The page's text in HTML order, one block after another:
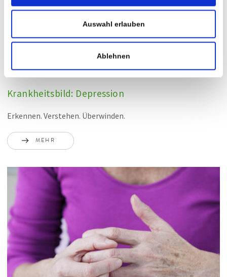
Auswahl erlauben
Ablehnen
Krankheitsbild: Depression
Erkennen. Verstehen. Überwinden.
MEHR